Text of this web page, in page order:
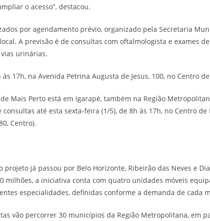
o acesso”, destacou.
por agendamento prévio, organizado pela Secretaria
A previsão é de consultas com oftalmologista e exames
urinárias.
17h, na Avenida Petrina Augusta de Jesus, 100, no Centro
Mais Perto está em Igarapé, também na Região
consultas até esta sexta-feira (1/5), de 8h às 17h, no Centro de
Centro).
projeto já passou por Belo Horizonte, Ribeirão das Neves e
milhões, a iniciativa conta com quatro unidades móveis
especialidades, definidas conforme a demanda de cada
vão percorrer 30 municípios da Região Metropolitana, em